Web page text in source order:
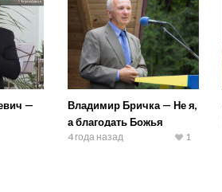
—
Владимир Бричка — Не я,
а благодать Божья
4 года назад 1